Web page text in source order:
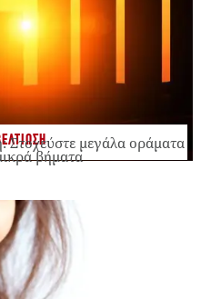
Στοχεύστε μεγάλα οράματα
βήματα